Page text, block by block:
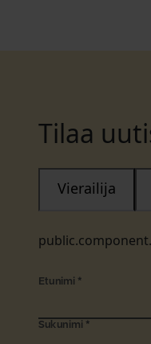
Tilaa
Vierailija
Etunimi *
Sukunimi *